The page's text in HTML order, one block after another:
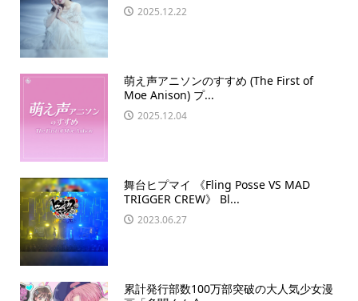
2025.12.22
萌え声アニソンのすすめ (The First of
Moe Anison) プ...
2025.12.04
舞台ヒプマイ 《Fling Posse VS MAD
TRIGGER CREW》 Bl...
2023.06.27
累計発行部数100万部突破の大人気少女漫